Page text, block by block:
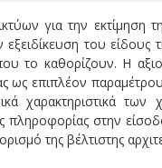
για την εκτίμηση
του
το καθορίζουν. Η
ως επιπλέον
χαρακτηριστικά
πληροφορίας στην
της βέλτιστης